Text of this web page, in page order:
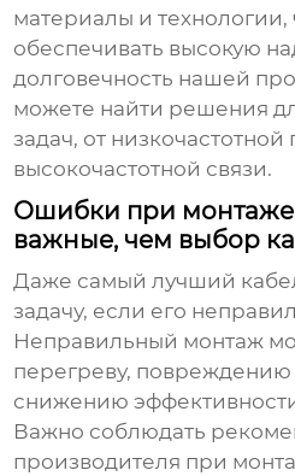
материалы и технологии,
обеспечивать высокую
долговечность нашей
можете найти решения
задач, от
высокочастотной связи.
Ошибки при
важные, чем выбор
Даже самый лучший
задачу, если его
Неправильный монтаж
перегреву,
снижению
Важно соблюдать
производителя при